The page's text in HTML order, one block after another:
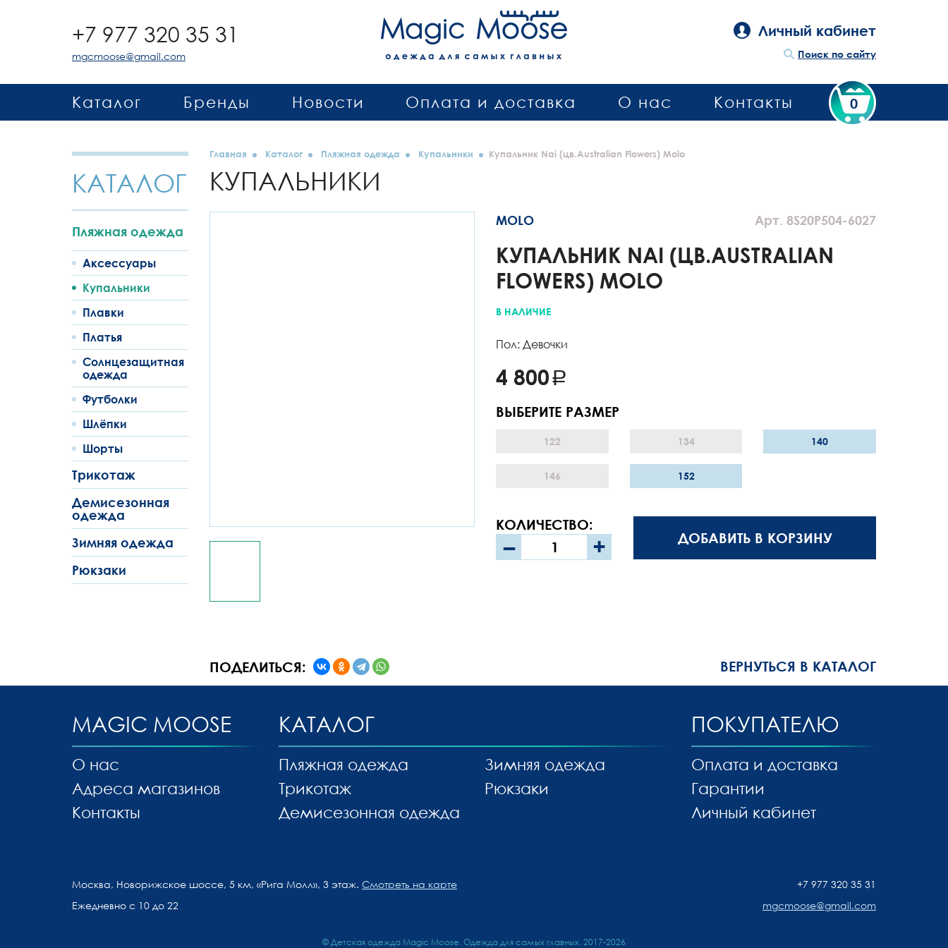
+7 977 320 35 31
mgcmoose@gmail.com
Личный кабинет
Поиск по сайту
0
Каталог Бренды Новости Оплата и доставка О нас Контакты
КАТАЛОГ
Пляжная одежда
Аксессуары
Купальники
Плавки
Платья
Солнцезащитная
одежда
Футболки
Шлёпки
Шорты
Трикотаж
Демисезонная
одежда
Зимняя одежда
Рюкзаки
Главная Каталог Пляжная одежда Купальники Купальник Nai (цв.Australian Flowers) Molo
КУПАЛЬНИКИ
Арт. 8S20P504-6027
MOLO
КУПАЛЬНИК NAI (ЦВ.AUSTRALIAN
FLOWERS) MOLO
В НАЛИЧИЕ
Пол: Девочки
4 800
ВЫБЕРИТЕ РАЗМЕР
122 134 140
146 152
КОЛИЧЕСТВО:
– + ДОБАВИТЬ В КОРЗИНУ
ПОДЕЛИТЬСЯ: ВЕРНУТЬСЯ В КАТАЛОГ
MAGIC MOOSE
О нас
Адреса магазинов
Контакты
КАТАЛОГ
Пляжная одежда
Трикотаж
Демисезонная одежда
Зимняя одежда
Рюкзаки
ПОКУПАТЕЛЮ
Оплата и доставка
Гарантии
Личный кабинет
Москва, Новорижское шоссе, 5 км, «Рига Молл», 3 этаж. Смотреть на карте
Ежедневно с 10 до 22
+7 977 320 35 31
mgcmoose@gmail.com
© Детская одежда Magic Moose. Одежда для самых главных. 2017-2026